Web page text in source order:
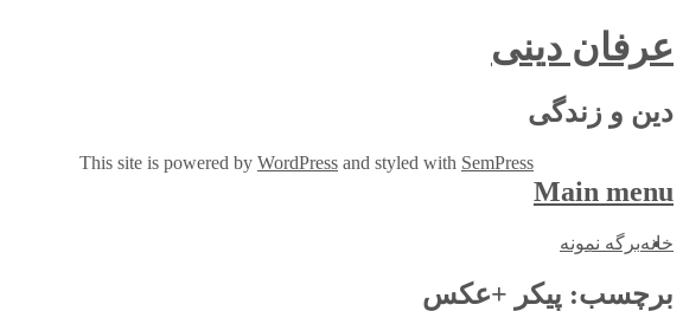
عرفان دینی
دین و زندگی
Main menu
Skip
خانهبرگه نمونه
برچسب: پیکر +عکس
This site is powered by WordPress and styled with SemPress